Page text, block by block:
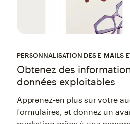
PERSONNALISATION DES E-MAILS
Obtenez des
données exploitables
Apprenez-en plus sur votre
formulaires, et donnez un